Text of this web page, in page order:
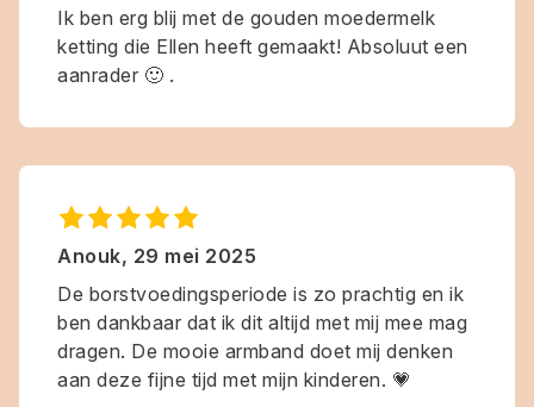
Ik ben erg blij met de gouden moedermelk
ketting die Ellen heeft gemaakt! Absoluut een
aanrader 🙂 .
Anouk, 29 mei 2025
De borstvoedingsperiode is zo prachtig en ik
ben dankbaar dat ik dit altijd met mij mee mag
dragen. De mooie armband doet mij denken
aan deze fijne tijd met mijn kinderen. 💗